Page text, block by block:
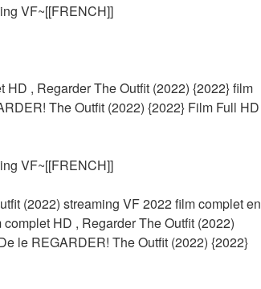
VF~[[FRENCH]]
, Regarder The Outfit (2022) {2022} film
The Outfit (2022) {2022} Film Full HD
VF~[[FRENCH]]
(2022) streaming VF 2022 film complet en
HD , Regarder The Outfit (2022)
le REGARDER! The Outfit (2022) {2022}